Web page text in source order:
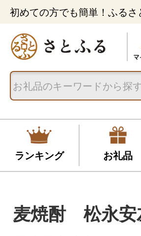
初めての方でも簡単！ふるさ
ランキング お礼品
麦焼酎 松永安